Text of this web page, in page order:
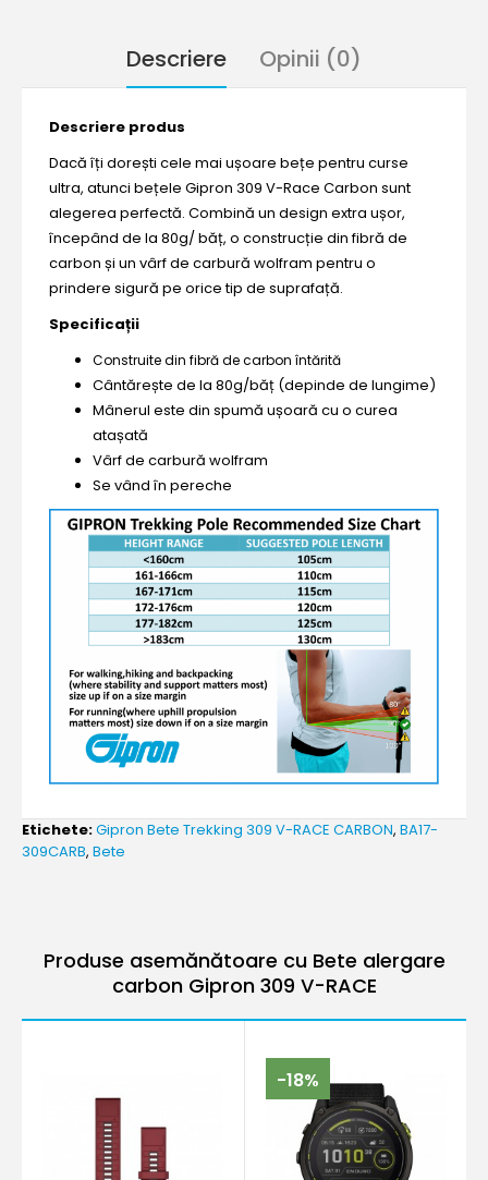
Descriere Opinii (0)
Descriere produs
Dacă îți dorești cele mai ușoare bețe pentru curse
ultra, atunci bețele Gipron 309 V-Race Carbon sunt
alegerea perfectă. Combină un design extra ușor,
începând de la 80g/ băț, o construcție din fibră de
carbon și un vârf de carbură wolfram pentru o
prindere sigură pe orice tip de suprafață.
Specificații
Construite din fibră de carbon întărită
Cântărește de la 80g/băț (depinde de lungime)
Mânerul este din spumă ușoară cu o curea
atașată
Vârf de carbură wolfram
Se vând în pereche
Etichete:Gipron Bete Trekking 309 V-RACE CARBON, BA17-
309CARB, Bete
Produse asemănătoare cu Bete alergare
carbon Gipron 309 V-RACE
-18%